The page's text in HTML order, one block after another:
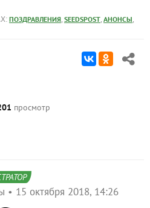
ПОЗДРАВЛЕНИЯ, SEEDSPOST, АНОНСЫ,
просмотр
15 октября 2018, 14:26